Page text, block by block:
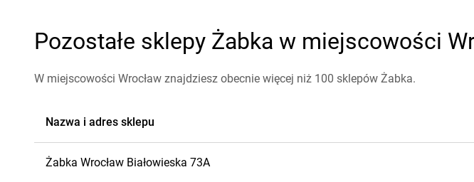
Pozostałe sklepy Żabka w miejscowości
W miejscowości Wrocław znajdziesz obecnie więcej niż 100 sklepów Żabka.
Nazwa i adres sklepu
Żabka Wrocław Białowieska 73A